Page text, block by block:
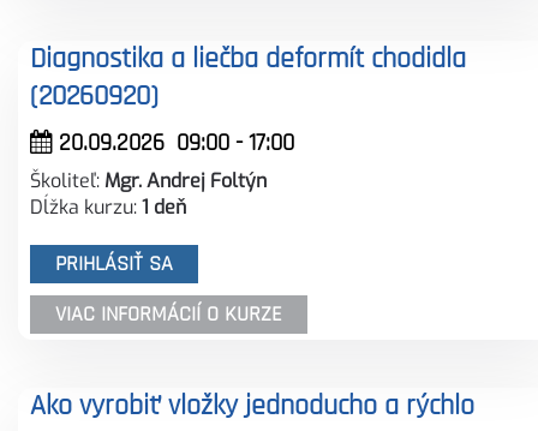
Diagnostika a liečba deformít chodidla
(20260920)
20.09.2026 09:00-17:00
Školiteľ: Mgr. Andrej Foltýn
Dĺžka kurzu:1 deň
PRIHLÁSIŤ SA
VIAC INFORMÁCIÍ O KURZE
Ako vyrobiť vložky jednoducho a rýchlo